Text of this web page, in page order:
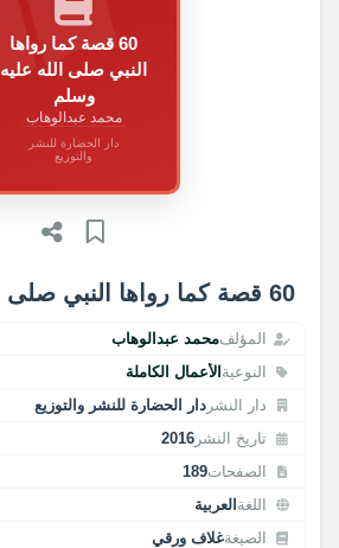
60 قصة كما رواها النبي صلى الله عليه وسلم
المؤلفمحمد عبدالوهاب
النوعية الأعمال الكاملة
دار النشر دار الحضارة للنشر والتوزيع
تاريخ النشر 2016
الصفحات189
اللغة العربية
الصيغةغلاف ورقي
60 قصة كما رواها
النبي صلى الله عليه
وسلم
محمد عبدالوهاب
دار الحضارة للنشر
والتوزيع